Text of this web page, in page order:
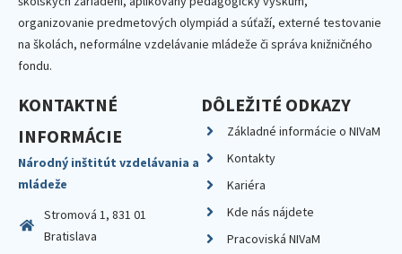
organizovanie predmetových olympiád a súťaží, externé testovanie
na školách, neformálne vzdelávanie mládeže či správa knižničného
fondu.
KONTAKTNÉ
INFORMÁCIE
Národný inštitút vzdelávania a
mládeže
Stromová 1, 831 01
Bratislava
DÔLEŽITÉ ODKAZY
Základné informácie o NIVaM
Kontakty
Kariéra
Kde nás nájdete
Pracoviská NIVaM